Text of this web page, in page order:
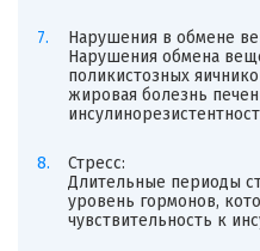
Нарушения в обмене
Нарушения обмена
поликистозных
жировая болезнь
Стресс:
Длительные периоды
уровень гормонов,
чувствительность к